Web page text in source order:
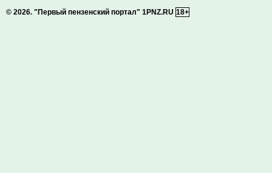
© 2026. "Первый пензенский портал" 1PNZ.RU 18+